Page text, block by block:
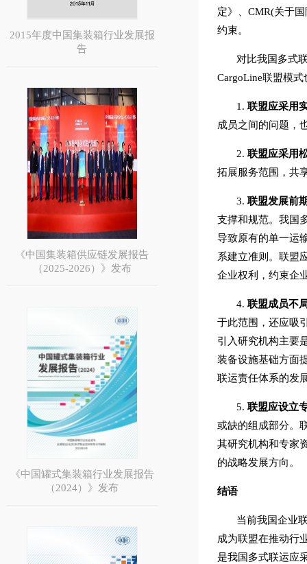
2015年度中国集装箱行业发展报
告
《中国集装箱供应链发展报告
（2025-2026）》发布
《中国罐式集装箱行业发展报告
（2024）》发布
定》、CMR(关于
约束。
对比我国多式
CargoLine联盟模
1.联盟应采用
成员之间的问题，
2. 联盟应采用
拓展服务范围，共
3.联盟发展前
支撑和规范。我国
导致原有的单一运
系建立准则。联盟
企业权利，约束企
4.联盟成员不
于此范围，还应吸
引入研究机构主要
装备设施基础方面
联运责任体系的发
5.联盟应设立
或缺的组成部分。
其研究机构和专家
的战略发展方向。
结语
当前我国企业
成为联盟在推动行
是我国多式联运应